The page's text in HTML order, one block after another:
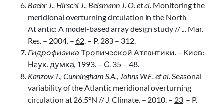
Baehr J., Hirschi J., Beismann J.-O. et al. Monitoring the
meridional overturning circulation in the North
Atlantic: A model-based array design study // J. Mar.
Res. – 2004. – 62. – P. 283 – 312.
Гидрофизика Тропической Атлантики. – Киев:
Наук. думка, 1993. – С. 35 – 48.
Kanzow T., Cunningham S.A., Johns W.E. et al.Seasonal
variability of the Atlantic meridional overturning
circulation at 26.5°N // J. Climate. – 2010. – 23. – P.